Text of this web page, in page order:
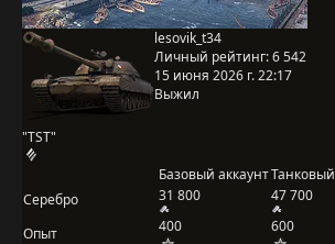
"TST"
lesovik_t34
Личный рейтинг:6 542
15 июня 2026 г. 22:17
Выжил
Базовый аккаунт
Серебро
31 800 47 700
Опыт 400
600